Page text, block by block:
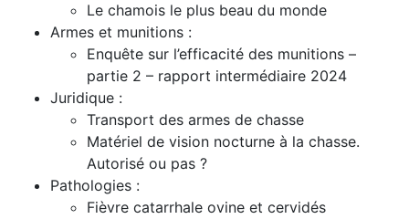
Le chamois le plus beau du monde
Armes et munitions :
Enquête sur l’efficacité des munitions –
partie 2 – rapport intermédiaire 2024
Juridique :
Transport des armes de chasse
Matériel de vision nocturne à la chasse.
Autorisé ou pas ?
Pathologies :
Fièvre catarrhale ovine et cervidés